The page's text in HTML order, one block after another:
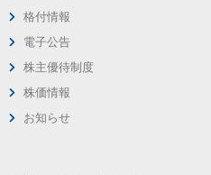
格付情報
電子公告
株主優待制度
株価情報
お知らせ